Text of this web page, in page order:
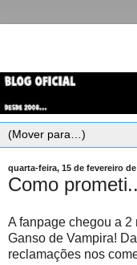
quarta-feira, 15 de fevereiro de
Como
A fanpage chegou a
Ganso de Vampira!
reclamações nos